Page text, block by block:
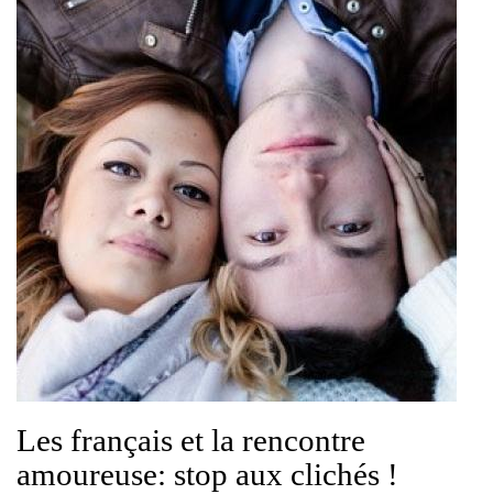
Les français et la rencontre
amoureuse: stop aux clichés !